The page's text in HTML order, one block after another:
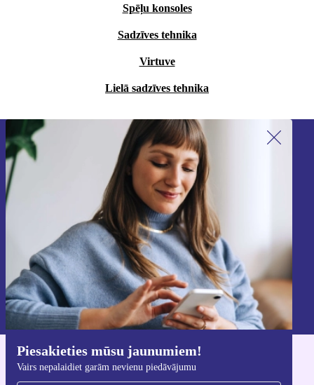
Spēļu konsoles
Sadzīves tehnika
Virtuve
Lielā sadzīves tehnika
Piesakieties mūsu jaunumiem!
Vairs nepalaidiet garām nevienu piedāvājumu
Piesakieties mūsu jaunumu
saņemšanai!
Nekad vairs nepalaidiet garām nevienu
piedāvājumu.
Reģistrēties
Informāciju par personas datu izmantošanu varat atrast mūsu
Privātuma politikā.
Lejupielādējiet refurbed lietotni
iOS un Android ierīcēm